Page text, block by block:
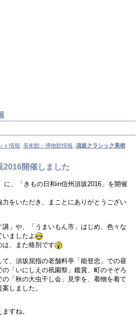
ト情報 美術館・博物館情報 須坂クラシック美術
2016開催しました
に、「きもの日和in信州須坂2016」を開催
をいただき、まことにありがとうござい
」や、「うまいもん市」はじめ、色々な
ましたよ
は、また格別です
、須坂屈指の老舗料亭「能登忠」での昼
「いにしえの祇園祭」鑑賞、町のそぞろ
「秋の大虫干し会」見学を、着物を着て
しました。
すね。